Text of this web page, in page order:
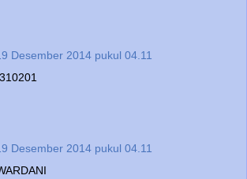
Desember 2014 pukul 04.11
Desember 2014 pukul 04.11